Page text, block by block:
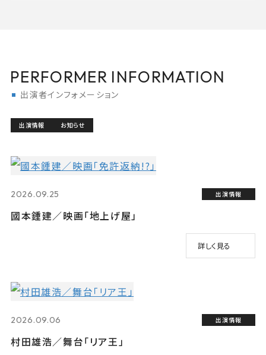
PERFORMER INFORMATION
出演者インフォメーション
出演情報 お知らせ
2026.09.25 出演情報
國本鍾建／映画「地上げ屋」
詳しく見る
2026.09.06 出演情報
村田雄浩／舞台「リア王」